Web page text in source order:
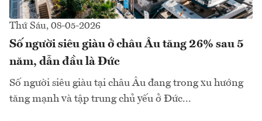
Thứ Sáu, 08-05-2026
Số người siêu giàu ở châu Âu tăng 26% sau 5
năm, dẫn đầu là Đức
Số người siêu giàu tại châu Âu đang trong xu hướng
tăng mạnh và tập trung chủ yếu ở Đức...